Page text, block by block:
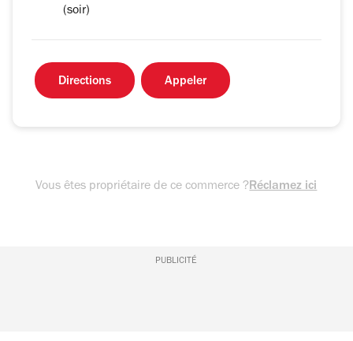
(soir)
Directions Appeler
Vous êtes propriétaire de ce commerce ?Réclamez ici
PUBLICITÉ